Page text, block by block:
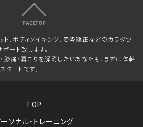
ト、ボディメイキング、姿勢矯正などのカラダづ
ポート致します。
膝痛・肩こりを解消したいあなたも、まずは体幹
タートです。
TOP
ソナル・トレーニング